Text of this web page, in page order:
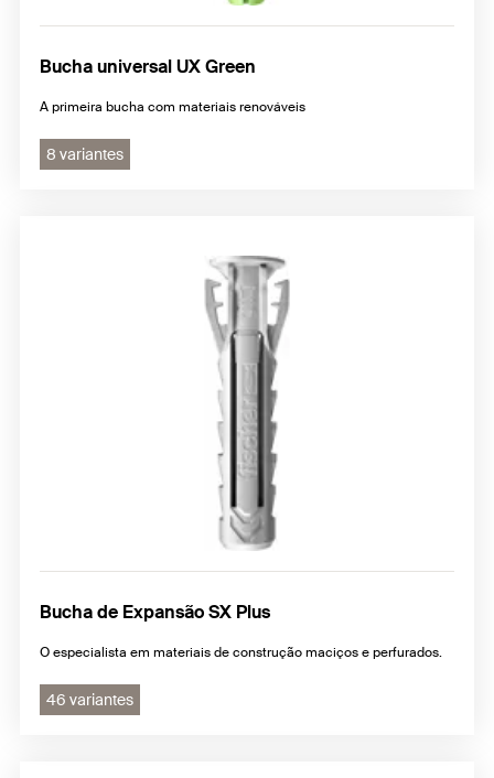
Bucha universal UX Green
A primeira bucha com materiais renováveis
8 variantes
Bucha de Expansão SX Plus
O especialista em materiais de construção maciços e perfurados.
46 variantes